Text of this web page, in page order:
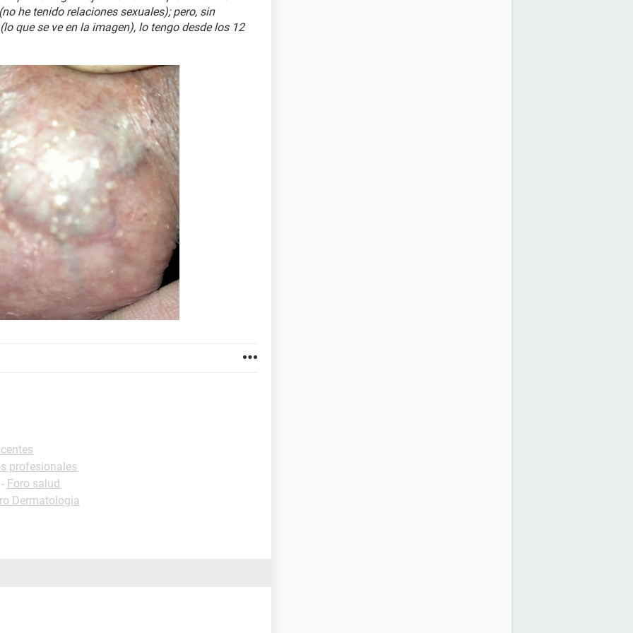
he tenido relaciones sexuales); pero, sin
que se ve en la imagen), lo tengo desde los 12
profesionales
- Foro salud
Dermatologia